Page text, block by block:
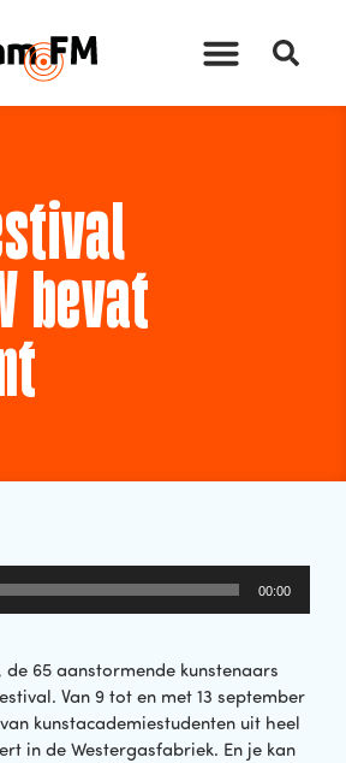
bevat
00:00
de 65 aanstormende kunstenaars
Van 9 tot en met 13 september
kunstacademiestudenten uit heel
in de Westergasfabriek. En je kan